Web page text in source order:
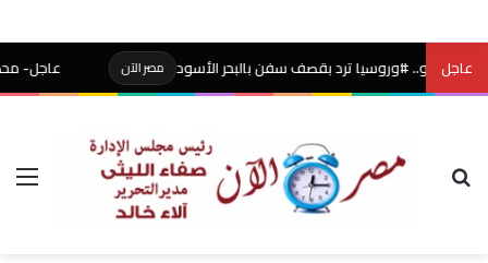
عاجل
#وروسيا ترد بقصف سفن بالبحر الأسود مصر الآن عاجل- محكمة أميركية
بحث عن